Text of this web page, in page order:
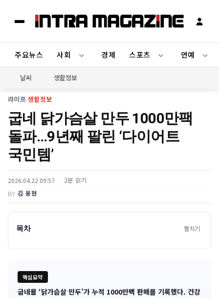
주요뉴스 사회 경제 스포츠 연예
날씨 생활정보
라이프›생활정보
굽네 닭가슴살 만두 1000만팩
돌파…9년째 팔린 ‘다이어트
국민템’
2026.04.22 09:57 2분 읽기
BY 김 용현
목차 펼치기
핵심요약
기
굽네몰 ‘닭가슴살 만두’가 누적 1000만팩 판매를 기록했다. 건강